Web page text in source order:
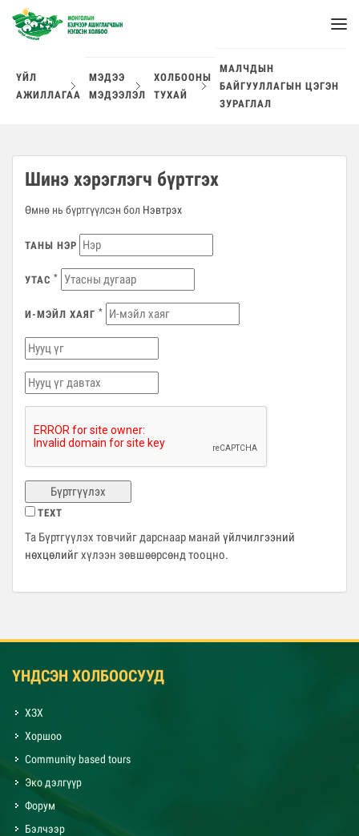
ҮЙЛ
АЖИЛЛАГАА
МЭДЭЭ
МЭДЭЭЛЭЛ
ХОЛБООНЫ
ТУХАЙ
МАЛЧДЫН
БАЙГУУЛЛАГЫН ЦЭГЭН
ЗУРАГЛАЛ
Шинэ хэрэглэгч бүртгэх
Өмнө нь бүртгүүлсэн бол Нэвтрэх
ТАНЫ НЭР
УТАС *
И-МЭЙЛ ХАЯГ *
Бүртгүүлэх
TEXT
Та Бүртгүүлэх товчийг дарснаар манай үйлчилгээний
нөхцөлийгхүлээн зөвшөөрсөнд тооцно.
ҮНДСЭН ХОЛБООСУУД
ХЗХ
Хоршоо
Community based tours
Эко дэлгүүр
Форум
Бэлчээр